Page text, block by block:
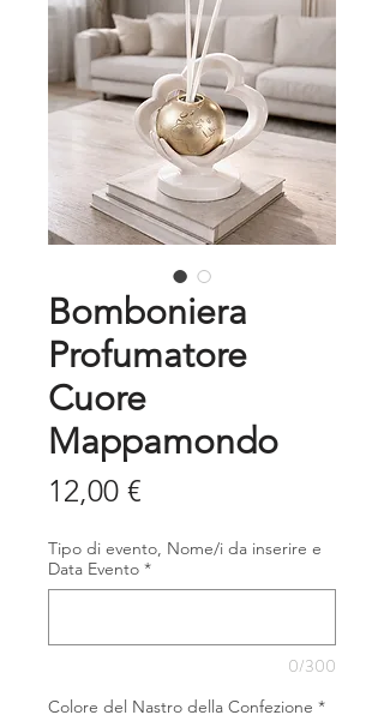
Bomboniera
Profumatore
Cuore
Mappamondo
12,00 €
Tipo di evento, Nome/i da inserire e
Data Evento *
0/300
Colore del Nastro della Confezione *